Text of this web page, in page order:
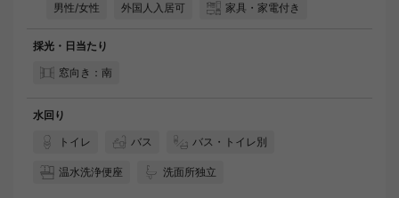
男性/女性
外国人入居可 家具・家電付き
採光・日当たり
窓向き：南
水回り
トイレ
バス バス・トイレ別
温水洗浄便座 洗面所独立